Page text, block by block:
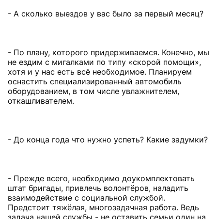
- А сколько выездов у вас было за первый месяц?
- По плану, которого придерживаемся. Конечно, мы
не ездим с мигалками по типу «скорой помощи»,
хотя и у нас есть всё необходимое. Планируем
оснастить специализированный автомобиль
оборудованием, в том числе увлажнителем,
откашливателем.
- До конца года что нужно успеть? Какие задумки?
- Прежде всего, необходимо доукомплектовать
штат бригады, привлечь волонтёров, наладить
взаимодействие с социальной службой.
Предстоит тяжёлая, многозадачная работа. Ведь
задача нашей службы - не оставить семьи один на